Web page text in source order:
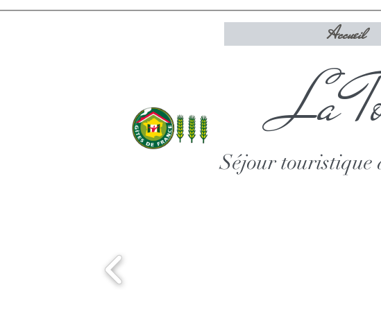
Accueil
La
Séjour touristique